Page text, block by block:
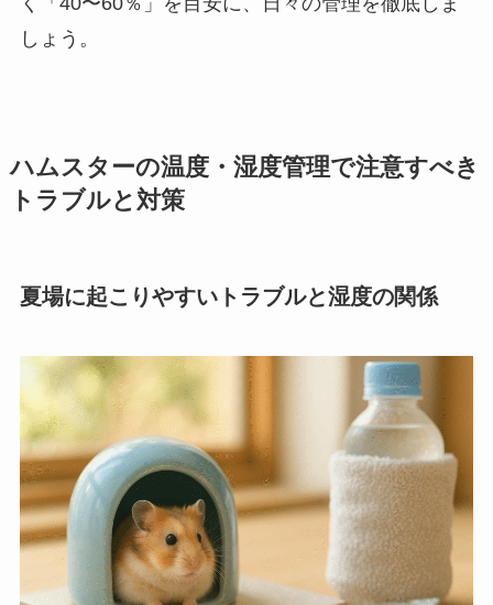
しょう。
ハムスターの温度・湿度管理で注意すべき
トラブルと対策
夏場に起こりやすいトラブルと湿度の関係